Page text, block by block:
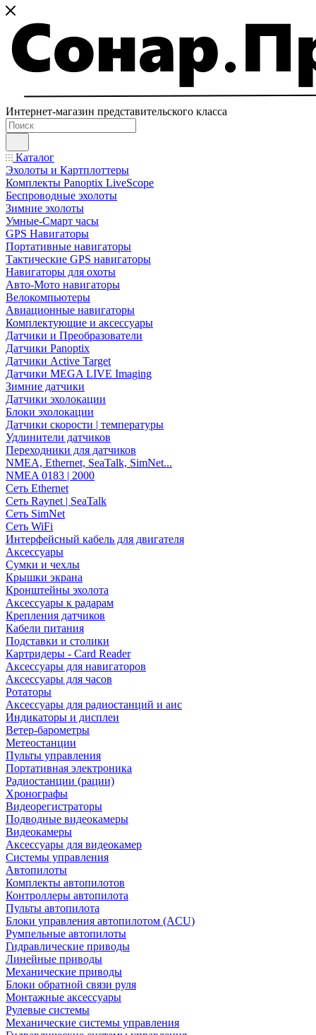
Интернет-магазин представительского класса
Каталог
Эхолоты и Картплоттеры
Комплекты Panoptix LiveScope
Беспроводные эхолоты
Зимние эхолоты
Умные-Смарт часы
GPS Навигаторы
Портативные навигаторы
Тактические GPS навигаторы
Навигаторы для охоты
Авто-Мото навигаторы
Велокомпьютеры
Авиационные навигаторы
Комплектующие и аксессуары
Датчики и Преобразователи
Датчики Panoptix
Датчики Active Target
Датчики MEGA LIVE Imaging
Зимние датчики
Датчики эхолокации
Блоки эхолокации
Датчики скорости | температуры
Удлинители датчиков
Переходники для датчиков
NMEA, Ethernet, SeaTalk, SimNet...
NMEA 0183 | 2000
Сеть Ethernet
Сеть Raynet | SeaTalk
Сеть SimNet
Сеть WiFi
Интерфейсный кабель для двигателя
Аксессуары
Сумки и чехлы
Крышки экрана
Кронштейны эхолота
Аксессуары к радарам
Крепления датчиков
Кабели питания
Подставки и столики
Картридеры - Card Reader
Аксессуары для навигаторов
Аксессуары для часов
Ротаторы
Аксессуары для радиостанций и аис
Индикаторы и дисплеи
Ветер-барометры
Метеостанции
Пульты управления
Портативная электроника
Радиостанции (рации)
Хронографы
Видеорегистраторы
Подводные видеокамеры
Видеокамеры
Аксессуары для видеокамер
Системы управления
Автопилоты
Комплекты автопилотов
Контроллеры автопилота
Пульты автопилота
Блоки управления автопилотом (ACU)
Румпельные автопилоты
Гидравлические приводы
Линейные приводы
Механические приводы
Блоки обратной связи руля
Монтажные аксессуары
Рулевые системы
Механические системы управления